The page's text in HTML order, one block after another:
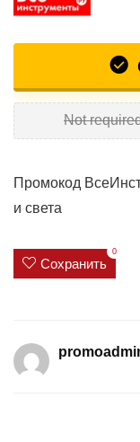
Not
Промокод
и света
Сохранить
0